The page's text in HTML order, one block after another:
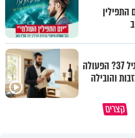
התפילין
מה הסיכוי להתחתן בגיל 37? הפעולה
והובילה
קצרים
שלנו